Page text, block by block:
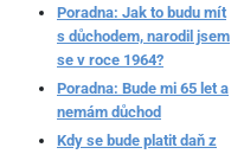
Poradna: Jak to budu mít
s důchodem, narodil jsem
se v roce 1964?
Poradna: Bude mi 65 let a
nemám důchod
Kdy se bude platit daň z